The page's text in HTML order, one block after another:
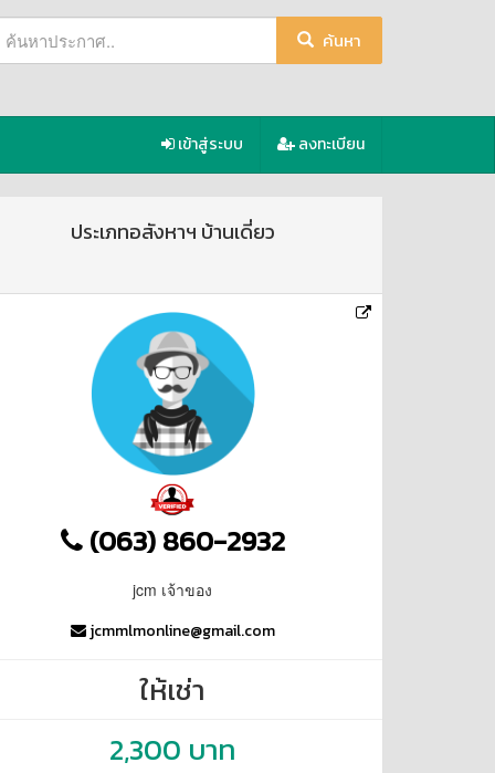
ค้นหา
เข้าสู่ระบบ ลงทะเบียน
ประเภทอสังหาฯ บ้านเดี่ยว
(063) 860-2932
jcm เจ้าของ
jcmmlmonline@gmail.com
ให้เช่า
2,300 บาท